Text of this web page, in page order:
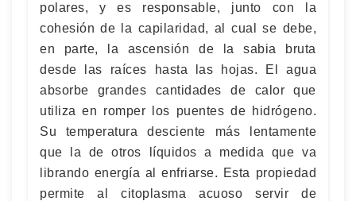
polares, y es responsable, junto con la
cohesión de la capilaridad, al cual se debe,
en parte, la ascensión de la sabia bruta
desde las raíces hasta las hojas. El agua
absorbe grandes cantidades de calor que
utiliza en romper los puentes de hidrógeno.
Su temperatura desciente más lentamente
que la de otros líquidos a medida que va
librando energía al enfriarse. Esta propiedad
permite al citoplasma acuoso servir de